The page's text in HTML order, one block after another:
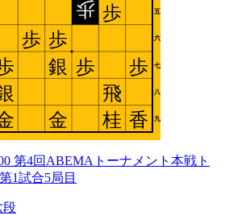
第4回ABEMAトーナメント本戦ト
1試合5局目
段